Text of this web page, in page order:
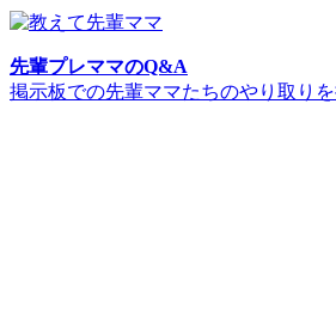
先輩プレママのQ&A
掲示板での先輩ママたちのやり取り